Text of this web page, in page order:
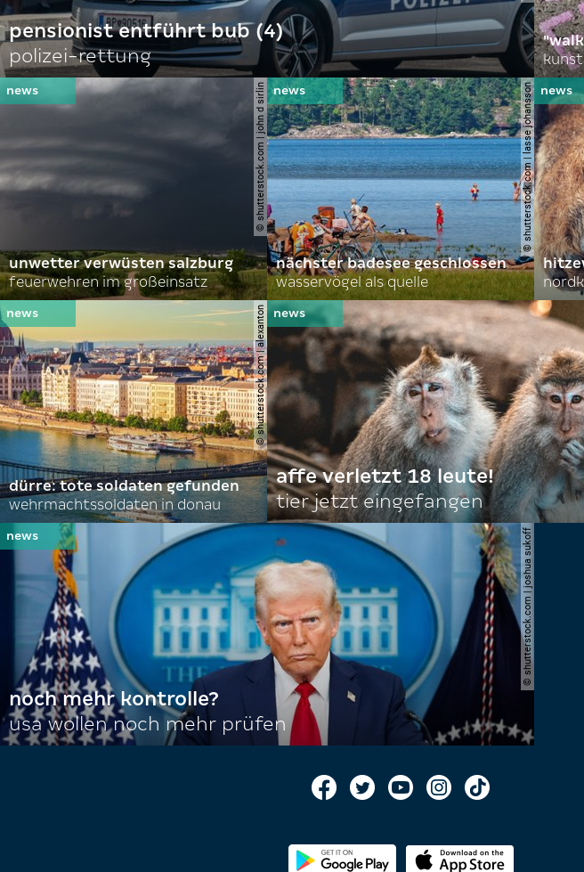
pensionist entführt bub (4)
polizei-rettung
© shutterstock.com | john d sirlin
unwetter verwüsten salzburg
feuerwehren im großeinsatz
© shutterstock.com | lasse johansson
nächster badesee geschlossen
wasservögel als quelle
© shutterstock.com | alexanton
dürre: tote soldaten gefunden
wehrmachtssoldaten in donau
affe verletzt 18 leute!
tier jetzt eingefangen
© shutterstock.com | joshua sukoff
noch mehr kontrolle?
usa wollen noch mehr prüfen